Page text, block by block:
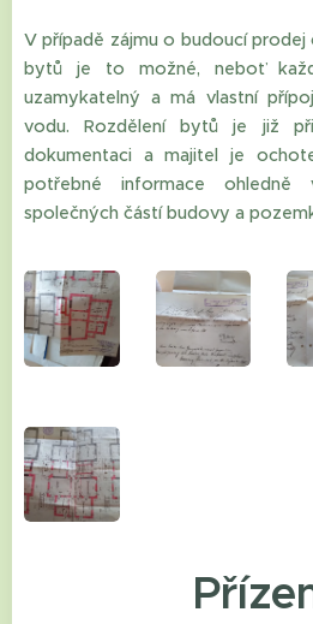
V případě zájmu o budoucí
bytů je to možné, neboť
uzamykatelný a má vlastní
vodu. Rozdělení bytů je již
dokumentaci a majitel je
potřebné informace ohledně
společných částí budovy a